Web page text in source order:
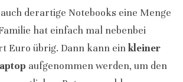
derartige Notebooks eine Menge
hat einfach mal nebenbei
Euro übrig. Dann kann einkleiner
aufgenommen werden, um den